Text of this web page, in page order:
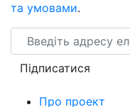
та умовами.
Email
Підписатися
Про проект